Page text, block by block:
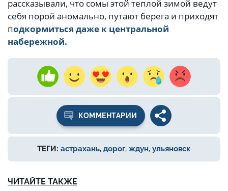
рассказывали, что сомы этой теплой зимой ведут
себя порой аномально, путают берега и приходят
подкормиться даже к центральной
набережной.
КОММЕНТАРИИ
ТЕГИ: астрахань, дорог, ждун, ульяновск
ЧИТАЙТЕ ТАКЖЕ